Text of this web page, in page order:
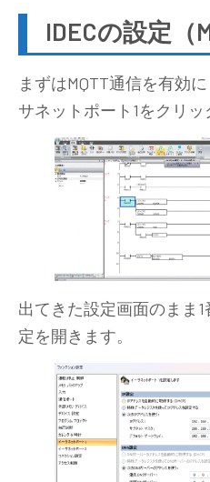
IDECの設定（
まずはMQTT通信を有効
サネットポート1をクリッ
出てきた設定画面のまま
定を開きます。